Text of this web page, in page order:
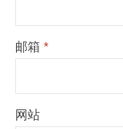
邮箱 *
网站